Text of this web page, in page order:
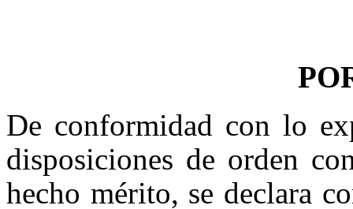
De conformidad con lo
disposiciones de orden
hecho mérito, se declara